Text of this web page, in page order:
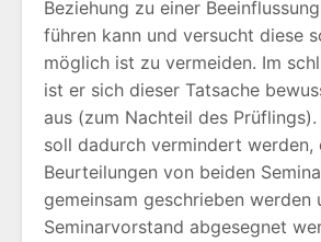
Beziehung zu einer
führen kann und versucht diese
möglich ist zu vermeiden. Im
ist er sich dieser Tatsache
aus (zum Nachteil des
soll dadurch vermindert werden,
Beurteilungen von beiden
gemeinsam geschrieben werden
Seminarvorstand abgesegnet